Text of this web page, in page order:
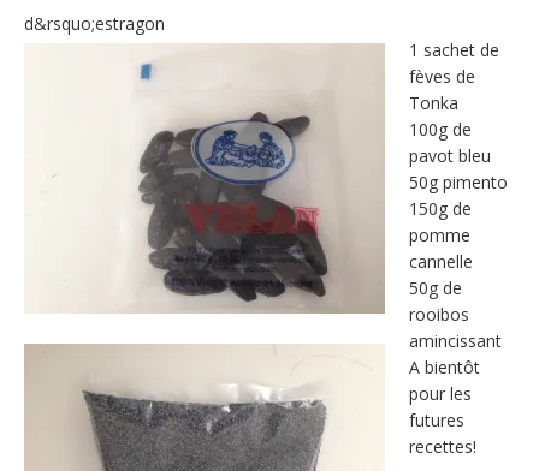
d&rsquo;estragon
1 sachet de
fèves de
Tonka
100g de
pavot bleu
50g pimento
150g de
pomme
cannelle
50g de
rooibos
amincissant
A bientôt
pour les
futures
recettes!